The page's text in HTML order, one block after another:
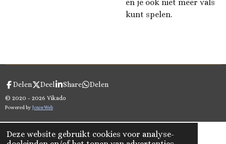
Deze website gebruikt cookies voor analyse-
en je ook niet meer vals
kunt spelen.
Delen Deel Share Delen
© 2020 - 2026 Vikado
Powered byJouwWeb